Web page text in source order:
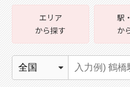
エリア
から探す
駅
か